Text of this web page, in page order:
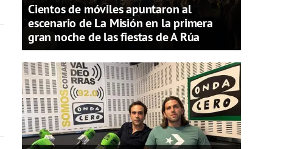
Cientos de móviles apuntaron al
escenario de La Misión en la primera
gran noche de las fiestas de A Rúa